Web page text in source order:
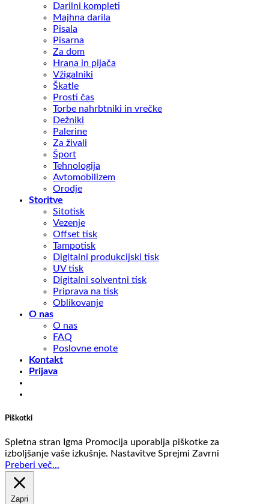
Darilni kompleti
Majhna darila
Pisala
Pisarna
Za dom
Hrana in pijača
Vžigalniki
Škatle
Prosti čas
Torbe nahrbtniki in vrečke
Dežniki
Palerine
Za živali
Šport
Tehnologija
Avtomobilizem
Orodje
Storitve
Sitotisk
Vezenje
Offset tisk
Tampotisk
Digitalni produkcijski tisk
UV tisk
Digitalni solventni tisk
Priprava na tisk
Oblikovanje
O nas
O nas
FAQ
Poslovne enote
Kontakt
Prijava
Piškotki
Spletna stran Igma Promocija uporablja piškotke za
izboljšanje vaše izkušnje. Nastavitve Sprejmi Zavrni
Preberi več...
Zapri